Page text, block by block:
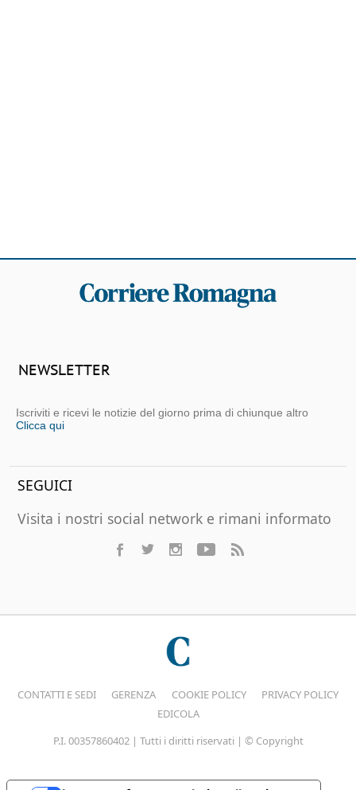
NEWSLETTER
Iscriviti e ricevi le notizie del giorno prima di chiunque altro
Clicca qui
SEGUICI
Visita i nostri social network e rimani informato
CONTATTI E SEDI GERENZA COOKIE POLICY
PRIVACY POLICY
EDICOLA
P.I. 00357860402 | Tutti i diritti riservati | © Copyright